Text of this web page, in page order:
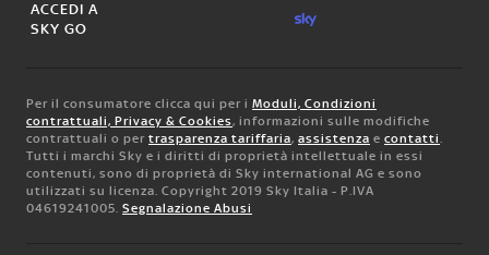
ACCEDI A
SKY GO
Per il consumatore clicca qui per i Moduli, Condizioni
contrattuali, Privacy & Cookies, informazioni sulle modifiche
contrattuali o per trasparenza tariffaria, assistenza e contatti.
Tutti i marchi Sky e i diritti di proprietà intellettuale in essi
contenuti, sono di proprietà di Sky international AG e sono
utilizzati su licenza. Copyright 2019 Sky Italia - P.IVA
04619241005. Segnalazione Abusi